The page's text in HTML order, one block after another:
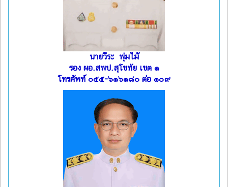
นายวีระ พุ่มไม้
รอง ผอ.สพป.สุโขทัย เขต ๑
โทรศัพท์ ๐๕๕-๖๑๖๑๘๐ ต่อ ๑๐๙